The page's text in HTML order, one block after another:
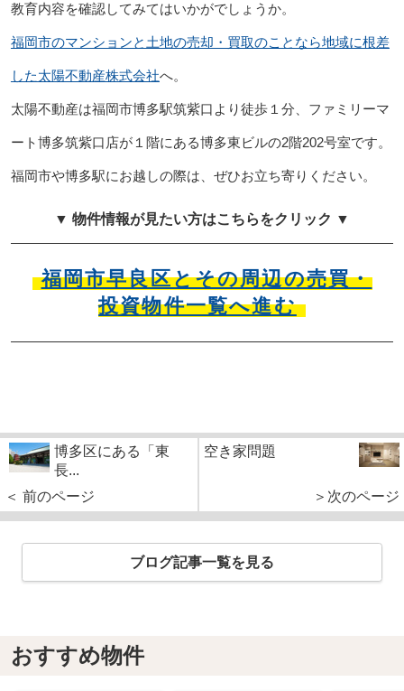
教育内容を確認してみてはいかがでしょうか。
福岡市のマンションと土地の売却・買取のことなら地域に根差
した太陽不動産株式会社へ。
太陽不動産は福岡市博多駅筑紫口より徒歩１分、ファミリーマ
ート博多筑紫口店が１階にある博多東ビルの2階202号室です。
福岡市や博多駅にお越しの際は、ぜひお立ち寄りください。
▼ 物件情報が見たい方はこちらをクリック ▼
福岡市早良区とその周辺の売買・
投資物件一覧へ進む
博多区にある「東
長...
＜ 前のページ
空き家問題
＞次のページ
ブログ記事一覧を見る
おすすめ物件